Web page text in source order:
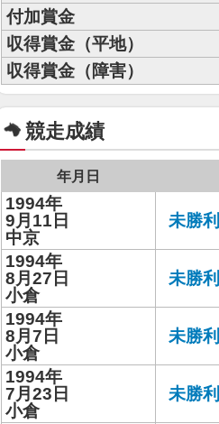
付加賞金
収得賞金（平地）
収得賞金（障害）
競走成績
年月日
1994年
9月11日
中京
未勝利
1994年
8月27日
小倉
未勝利
1994年
8月7日
小倉
未勝利
1994年
7月23日
小倉
未勝利